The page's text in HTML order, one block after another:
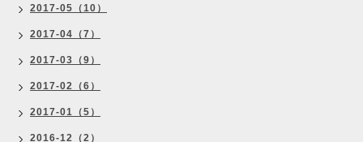
2017-05（10）
2017-04（7）
2017-03（9）
2017-02（6）
2017-01（5）
2016-12（2）